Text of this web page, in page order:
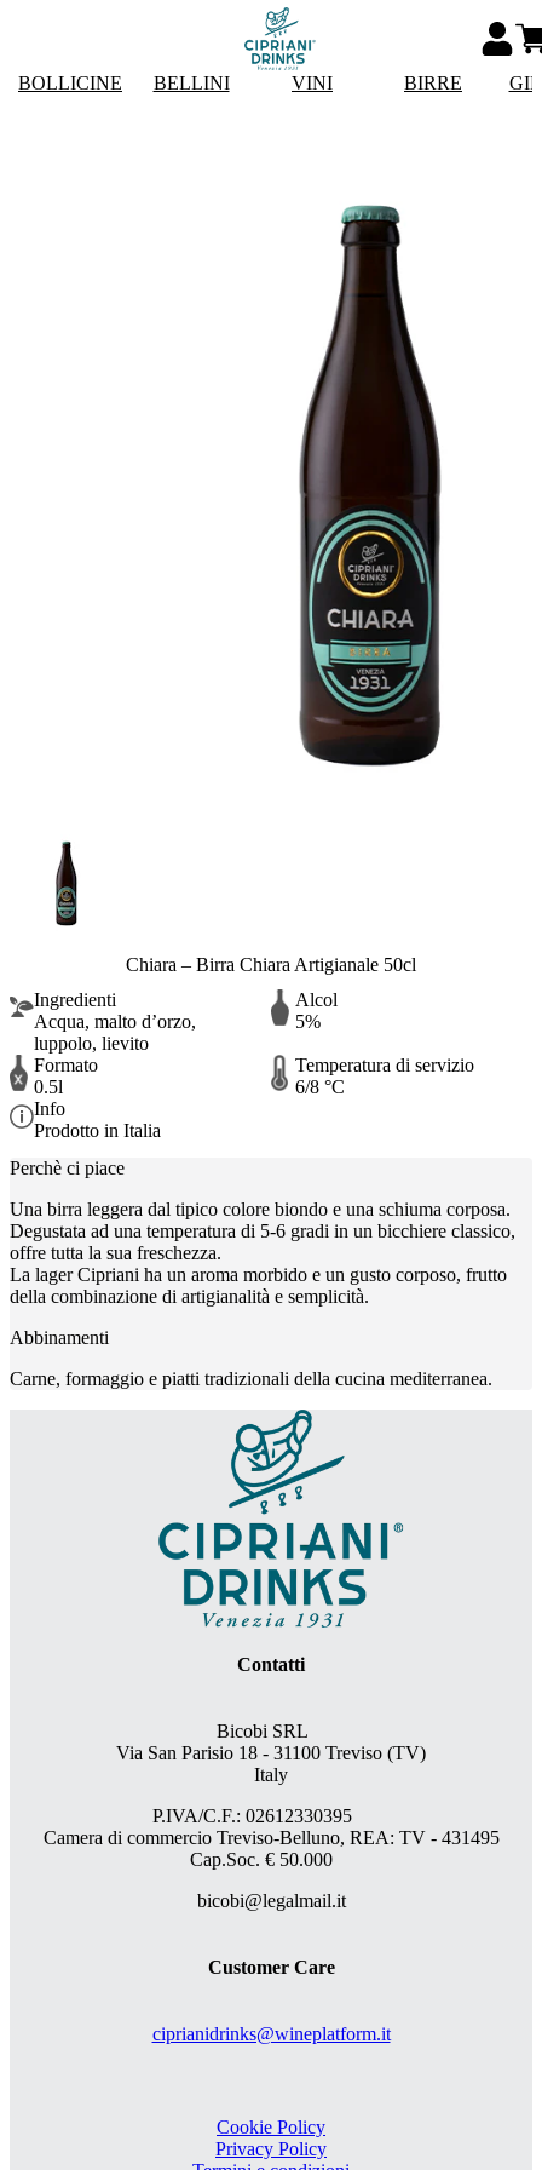
BOLLICINE BELLINI VINI BIRRE
Chiara – Birra Chiara Artigianale 50cl
Ingredienti
Acqua, malto d’orzo,
luppolo, lievito
Alcol
5%
Formato
0.5l
Temperatura di servizio
6/8 °C
Info
Prodotto in Italia
Perchè ci piace
Una birra leggera dal tipico colore biondo e una schiuma corposa.
Degustata ad una temperatura di 5-6 gradi in un bicchiere classico,
offre tutta la sua freschezza.
La lager Cipriani ha un aroma morbido e un gusto corposo, frutto
della combinazione di artigianalità e semplicità.
Abbinamenti
Carne, formaggio e piatti tradizionali della cucina mediterranea.
Contatti
Bicobi SRL
Via San Parisio 18 - 31100 Treviso (TV)
Italy
P.IVA/C.F.: 02612330395
Camera di commercio Treviso-Belluno, REA: TV - 431495
Cap.Soc. € 50.000
bicobi@legalmail.it
Customer Care
ciprianidrinks@wineplatform.it
Cookie Policy
Privacy Policy